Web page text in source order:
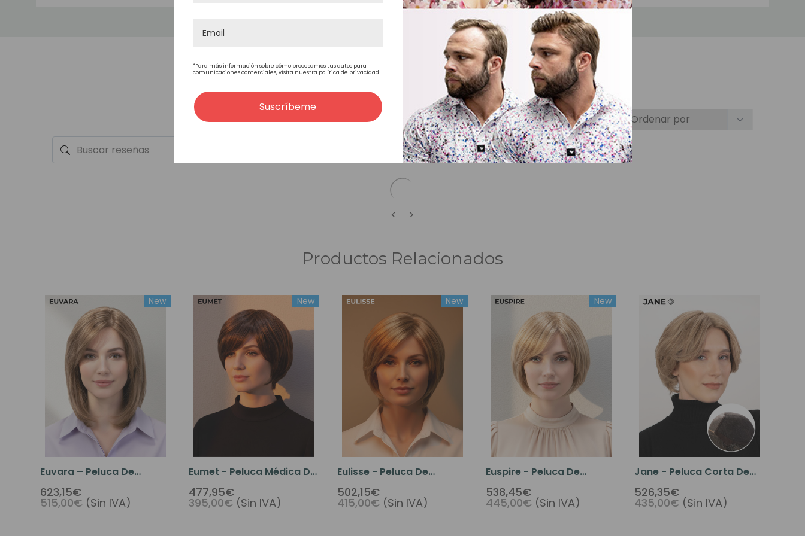
< >
Productos Relacionados
New
Euvara – Peluca De
Cabello Virgen Europeo
Premium Con Corte A
623,15€
515,00€ (Sin IVA)
New
Eumet - Peluca Médica De
Silicona (Cabello Virgen
Europeo).
477,95€
395,00€ (Sin IVA)
New
Eulisse - Peluca De
Cabello Corto Virgen
Europeo Con Base Elástica
502,15€
415,00€ (Sin IVA)
New
Euspire - Peluca De
Cabello Virgen Europeo
Con Base De Silicona Y
538,45€
445,00€ (Sin IVA)
Jane - Peluca Corta De
Cabello Premium
526,35€
435,00€ (Sin IVA)
*Para más información sobre cómo procesamos tus datos para
comunicaciones comerciales, visita nuestra política de privacidad.
Suscríbeme